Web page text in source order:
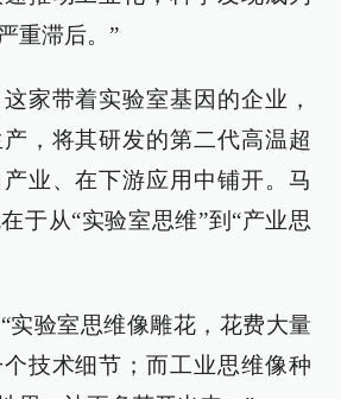
重滞后。”
家带着实验室基因的企业，
，将其研发的第二代高温超
业、在下游应用中铺开。马
于从“实验室思维”到“产业思
实验室思维像雕花，花费大量
技术细节；而工业思维像种